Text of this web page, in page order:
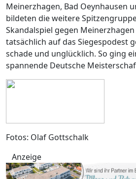
Meinerzhagen, Bad Oeynhausen
bildeten die weitere
Skandalspiel gegen
tatsächlich auf das Siegespodest
schade und unglücklich. So ging
spannende Deutsche
Fotos: Olaf Gottschalk
Anzeige